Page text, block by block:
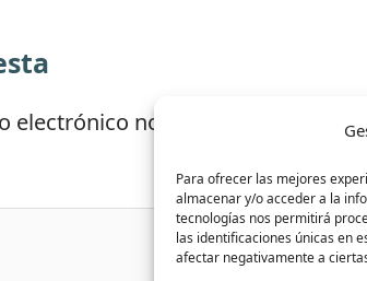
Para ofrecer las mejores
almacenar y/o acceder a la
tecnologías nos permitirá
las identificaciones únicas en
afectar negativamente a
electrónico no será publicada.